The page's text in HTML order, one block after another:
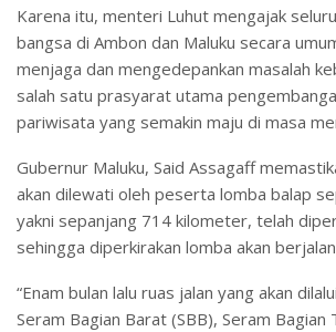
Karena itu, menteri Luhut mengajak
bangsa di Ambon dan Maluku secara
menjaga dan mengedepankan masalah
salah satu prasyarat utama
pariwisata yang semakin maju di masa
Gubernur Maluku, Said Assagaff
akan dilewati oleh peserta lomba balap
yakni sepanjang 714 kilometer, telah
sehingga diperkirakan lomba akan
“Enam bulan lalu ruas jalan yang akan
Seram Bagian Barat (SBB), Seram Bagian